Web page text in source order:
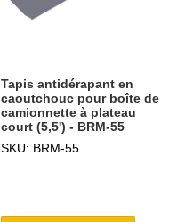
Tapis antidérapant en
caoutchouc pour boîte de
camionnette à plateau
court (5,5') - BRM-55
SKU: BRM-55